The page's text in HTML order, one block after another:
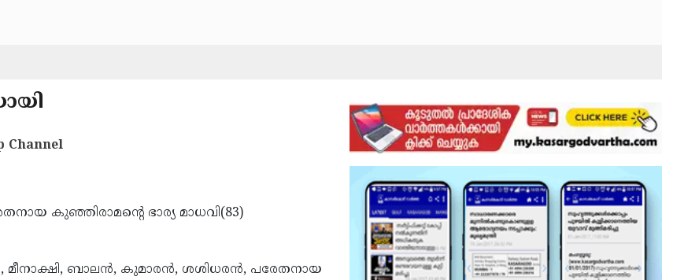
Channel
കുഞ്ഞിരാമന്റെ ഭാര്യ മാധവി(83)
ബാലന്‍, കുമാരന്‍, ശശിധരന്‍, പരേതനായ